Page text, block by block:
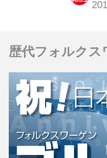
ど、エ
歴代フォルクス